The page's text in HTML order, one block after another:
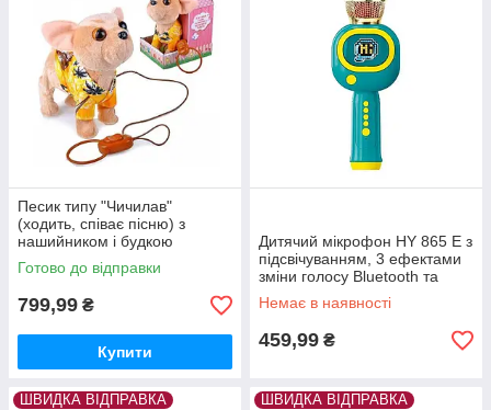
Песик типу "Чичилав"
(ходить, співає пісню) з
нашийником і будкою
CL1357A
Готово до відправки
799,99 ₴
Купити
Дитячий мікрофон HY 865 E з
підсвічуванням, 3 ефектами
зміни голосу Bluetooth та
слотом для TF-карти.
Немає в наявності
459,99 ₴
ШВИДКА ВІДПРАВКА ШВИДКА ВІДПРАВКА